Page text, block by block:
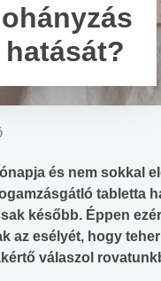
és nem sokkal
tabletta
később. Éppen
az esélyét, hogy
válaszol